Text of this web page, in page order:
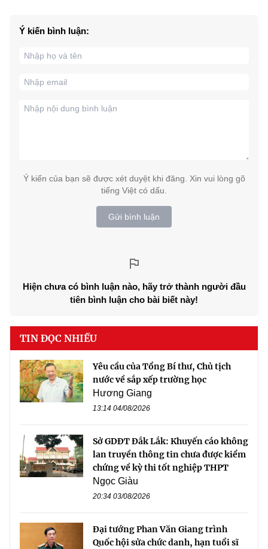
Ý kiến bình luận:
Ý kiến của bạn sẽ được xét duyệt khi đăng. Xin vui lòng gõ
tiếng Việt có dấu.
Gửi bình luận
Hiện chưa có bình luận nào, hãy trở thành người đầu
tiên bình luận cho bài biết này!
TIN ĐỌC NHIỀU
Yêu cầu của Tổng Bí thư, Chủ tịch
nước về sắp xếp trường học
Hương Giang
13:14 04/08/2026
Sở GDĐT Đắk Lắk: Khuyến cáo không
lan truyền thông tin chưa được kiểm
chứng về kỳ thi tốt nghiệp THPT
Ngọc Giàu
20:34 03/08/2026
Đại tướng Phan Văn Giang trình
Quốc hội sửa chức danh, hạn tuổi sĩ